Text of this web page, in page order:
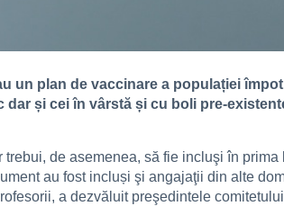
un plan de vaccinare a populației
dar și cei în vârstă și cu boli pre-
de asemenea, să fie incluşi în
au fost incluși şi angajaţii din alte
a dezvăluit preşedintele